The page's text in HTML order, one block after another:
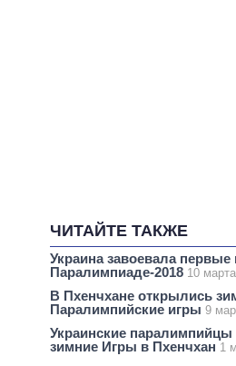
ЧИТАЙТЕ ТАКЖЕ
Украина завоевала
Паралимпиаде-2018 10
В Пхенчхане открылись
Паралимпийские игры 9
Украинские паралимпийцы
зимние Игры в Пхенчхан 1